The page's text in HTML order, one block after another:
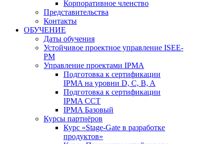
Корпоративное членство
Представительства
Контакты
ОБУЧЕНИЕ
Даты обучения
Устойчивое проектное управление ISEE-
PM
Управление проектами IPMA
Подготовка к сертификации
IPMA на уровни D, C, B, A
Подготовка к сертификации
IPMA CCT
IPMA Базовый
Курсы партнёров
Курс «Stage-Gate в разработке
продуктов»